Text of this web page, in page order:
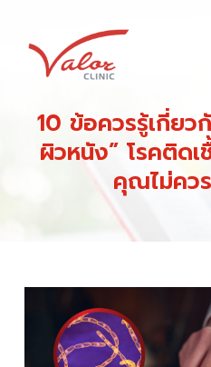
10 ข้อควรรู้เกี่ย
ผิวหนัง” โรคติด
คุณไม่คว